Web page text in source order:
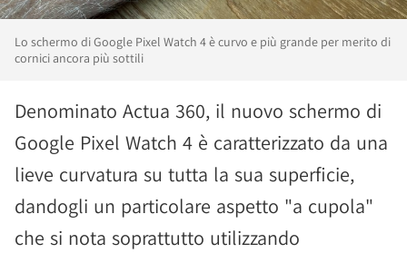
Lo schermo di Google Pixel Watch 4 è curvo e più grande per merito di
cornici ancora più sottili
Denominato Actua 360, il nuovo schermo di
Google Pixel Watch 4 è caratterizzato da una
lieve curvatura su tutta la sua superficie,
dandogli un particolare aspetto "a cupola"
che si nota soprattutto utilizzando